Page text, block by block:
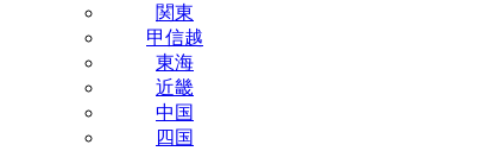
関東
甲信越
東海
近畿
中国
四国